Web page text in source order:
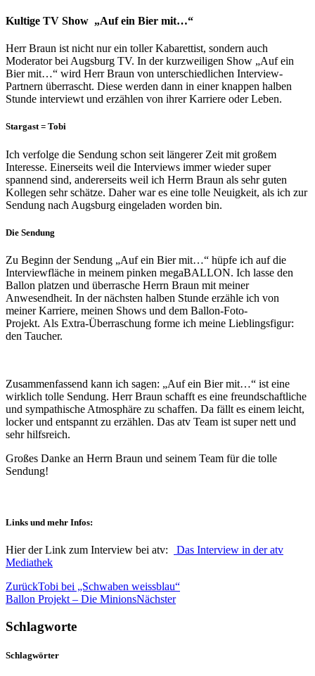
Kultige TV Show „Auf ein Bier mit…“
Herr Braun ist nicht nur ein toller Kabarettist, sondern auch
Moderator bei Augsburg TV. In der kurzweiligen Show „Auf ein
Bier mit…“ wird Herr Braun von unterschiedlichen Interview-
Partnern überrascht. Diese werden dann in einer knappen halben
Stunde interviewt und erzählen von ihrer Karriere oder Leben.
Stargast = Tobi
Ich verfolge die Sendung schon seit längerer Zeit mit großem
Interesse. Einerseits weil die Interviews immer wieder super
spannend sind, andererseits weil ich Herrn Braun als sehr guten
Kollegen sehr schätze. Daher war es eine tolle Neuigkeit, als ich zur
Sendung nach Augsburg eingeladen worden bin.
Die Sendung
Zu Beginn der Sendung „Auf ein Bier mit…“ hüpfe ich auf die
Interviewfläche in meinem pinken megaBALLON. Ich lasse den
Ballon platzen und überrasche Herrn Braun mit meiner
Anwesendheit. In der nächsten halben Stunde erzähle ich von
meiner Karriere, meinen Shows und dem Ballon-Foto-
Projekt. Als Extra-Überraschung forme ich meine Lieblingsfigur:
den Taucher.
Zusammenfassend kann ich sagen: „Auf ein Bier mit…“ ist eine
wirklich tolle Sendung. Herr Braun schafft es eine freundschaftliche
und sympathische Atmosphäre zu schaffen. Da fällt es einem leicht,
locker und entspannt zu erzählen. Das atv Team ist super nett und
sehr hilfsreich.
Großes Danke an Herrn Braun und seinem Team für die tolle
Sendung!
Links und mehr Infos:
Hier der Link zum Interview bei atv:
Das Interview in der atv
Mediathek
ZurückTobi bei „Schwaben weissblau“
Ballon Projekt – Die MinionsNächster
Schlagworte
Schlagwörter